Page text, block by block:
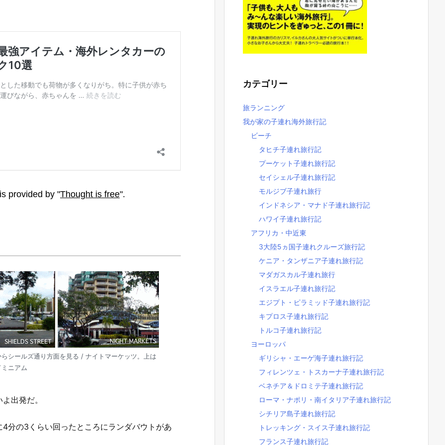
シールズ通り方面を見る / ナイトマーケッツ。上は
ニアム
出発だ。
分の3くらい回ったところにランダバウトがあ
カテゴリー
旅ランニング
我が家の子連れ海外旅行記
ビーチ
タヒチ子連れ旅行記
プーケット子連れ旅行記
セイシェル子連れ旅行記
モルジブ子連れ旅行
インドネシア・マナド子連れ旅行記
ハワイ子連れ旅行記
アフリカ・中近東
3大陸5ヵ国子連れクルーズ旅行記
ケニア・タンザニア子連れ旅行記
マダガスカル子連れ旅行
イスラエル子連れ旅行記
エジプト・ピラミッド子連れ旅行記
キプロス子連れ旅行記
トルコ子連れ旅行記
ヨーロッパ
ギリシャ・エーゲ海子連れ旅行記
フィレンツェ・トスカーナ子連れ旅行記
ベネチア＆ドロミテ子連れ旅行記
ローマ・ナポリ・南イタリア子連れ旅行記
シチリア島子連れ旅行記
トレッキング・スイス子連れ旅行記
フランス子連れ旅行記